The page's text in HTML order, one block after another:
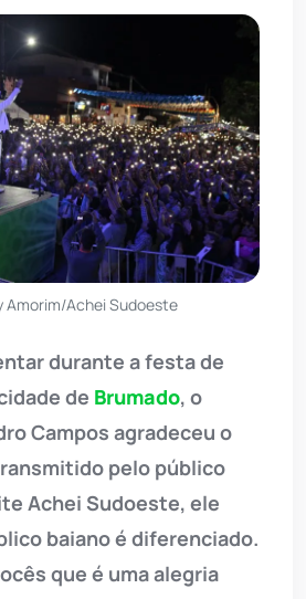
Amorim/Achei Sudoeste
durante a festa de
de Brumado, o
Campos agradeceu o
pelo público
Achei Sudoeste, ele
baiano é diferenciado.
que é uma alegria